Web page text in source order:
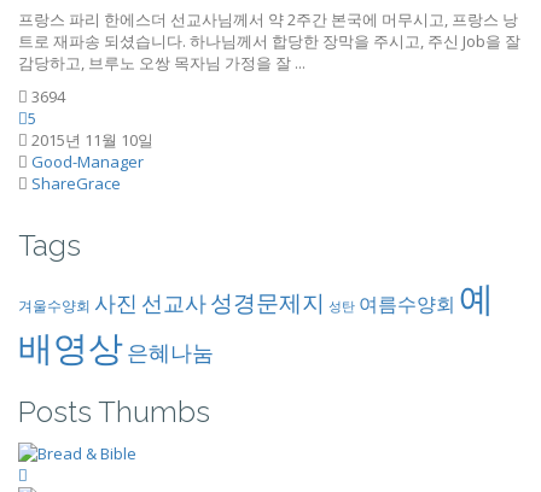
프랑스 파리 한에스더 선교사님께서 약 2주간 본국에 머무시고, 프랑스 낭
트로 재파송 되셨습니다. 하나님께서 합당한 장막을 주시고, 주신 Job을 잘
감당하고, 브루노 오쌍 목자님 가정을 잘 ...
3694
5
2015년 11월 10일
Good-Manager
ShareGrace
Tags
겨울수양회 사진 선교사성경문제지 성탄 여름수양회 예
배영상은혜나눔
Posts Thumbs